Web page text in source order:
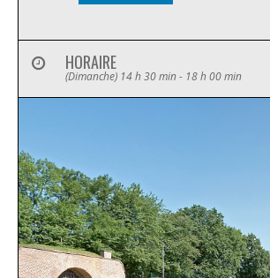
HORAIRE
(Dimanche) 14 h 30 min - 18 h 00 min